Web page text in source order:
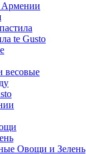
te Gusto
весовые
Овощи и Зелень